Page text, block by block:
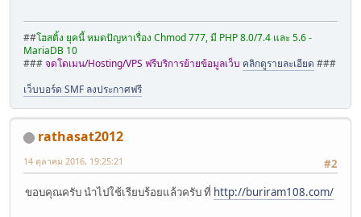
##โฮสติ้ง ยุคนี้ หมดปัญหาเรื่อง Chmod 777, มี PHP 8.0/7.4 และ 5.6 -
MariaDB 10
###จดโดเมน/Hosting/VPS ฟรีบริการย้ายข้อมูลเว็บ คลิกดูรายละเอียด ###
เว็บบอร์ด SMF ลงประกาศฟรี
rathasat2012
#2
14 ตุลาคม 2016, 19:25:21
ขอบคุณครับ นำไปใช้เรียบร้อยแล้วครับ ที่ http://buriram108.com/